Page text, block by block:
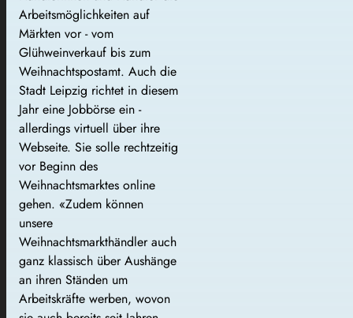
Arbeitsmöglichkeiten auf
Märkten vor - vom
Glühweinverkauf bis zum
Weihnachtspostamt. Auch die
Stadt Leipzig richtet in diesem
Jahr eine Jobbörse ein -
allerdings virtuell über ihre
Webseite. Sie solle rechtzeitig
vor Beginn des
Weihnachtsmarktes online
gehen. «Zudem können
unsere
Weihnachtsmarkthändler auch
ganz klassisch über Aushänge
an ihren Ständen um
Arbeitskräfte werben, wovon